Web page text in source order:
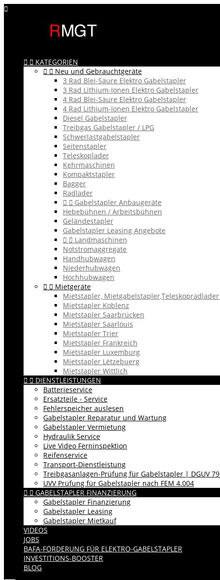

  KATEGORIEN
  Neu und Gebrauchtgeräte
3 Rad Blei-Säure Elektro Gabelstapler
3 Rad Lithium-Ionen Elektro Gabelstapler
4 Rad Blei-Säure Elektro Gabelstapler
4 Rad Lithium-Ionen Elektro Gabelstapler
Diesel Gabelstapler
Treibgas Gabelstapler / LPG
Schwerlastgabelstapler
Seitenstapler
Teleskoplader
Kehrmaschinen
Kompaktstapler
Bagger
Radlader
  Gabelstapler Anbaugeräte
Hebebühnen / Arbeitsbühnen
Geländestapler
Gabelstapler Leasing Angebote
  Landmaschinen
Notstromaggregate
Handhubwagen
Niederhubwagen
Hochhubwagen
  Mietgeräte
Mietstapler,
Mietstapler Koblenz
Mietstapler Saarbrücken
Mietstapler Saarlouis
Mietstapler Trier
Mietstapler Frankreich
Mietstapler Luxemburg
Mietstapler Lëtzebuerg
Mietstapler Wittlich
  DIENSTLEISTUNGEN
Batterieservice
Ersatzteile - Service
Fehlerspeicher auslesen
Gabelstapler Reparatur und Wartung
Gabelstapler Vermietung
Hydraulik Service
Live Video Ferninspektion
Reifenservice
Transport-Dienstleistung
Treibgasanlagen-Prüfung für Gabelstapler | DGUV
UVV Prüfung für Gabelstapler nach FEM 4.004
  GABELSTAPLER FINANZIERUNG
Gabelstapler Finanzierung
Gabelstapler Leasing
Gabelstapler Mietkauf
VIDEOS
JOBS
BAFA-FÖRDERUNG FÜR ELEKTRO-GABELSTAPLER
INVESTITIONS-BOOSTER
BLOG